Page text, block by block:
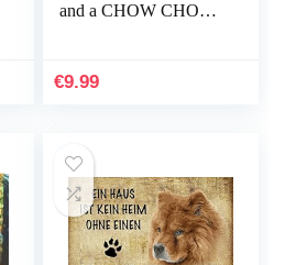
and a CHOW CHOW
deurschild
€9.99